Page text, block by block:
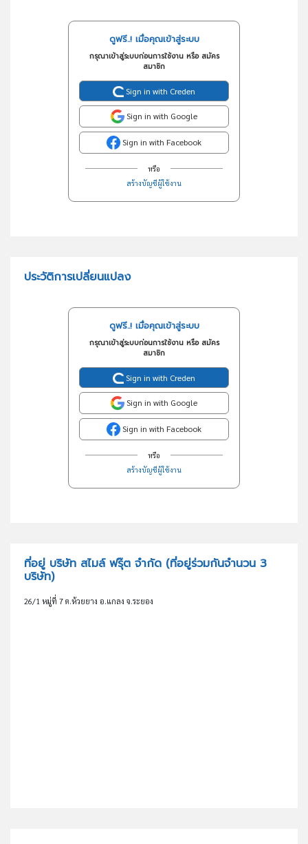
ดูฟรี..! เมื่อคุณเข้าสู่ระบบ
กรุณาเข้าสู่ระบบก่อนการใช้งาน หรือ สมัคร
สมาชิก
Sign in with Creden
Sign in with Google
Sign in with Facebook
หรือ
สร้างบัญชีผู้ใช้งาน
ประวัติการเปลี่ยนแปลง
ดูฟรี..! เมื่อคุณเข้าสู่ระบบ
กรุณาเข้าสู่ระบบก่อนการใช้งาน หรือ สมัคร
สมาชิก
Sign in with Creden
Sign in with Google
Sign in with Facebook
หรือ
สร้างบัญชีผู้ใช้งาน
ที่อยู่ บริษัท สไมล์ ฟรุ๊ต จำกัด (ที่อยู่ร่วมกันจำนวน 3
บริษัท)
26/1 หมู่ที่ 7 ต.ห้วยยาง อ.แกลง จ.ระยอง